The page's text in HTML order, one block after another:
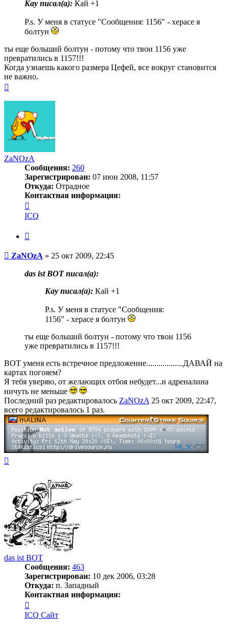
Kay писал(a): Кай +1
P.s. У меня в статусе "Сообщения: 1156" - херасе я
болтун
ты еще больший болтун - потому что твои 1156 уже
превратились в 1157!!!
Когда узнаешь какого размера Цефей, все вокруг становится
не важно.
началу
ZaNOzA
Сообщения: 260
Зарегистрирован: 07 июн 2008, 11:57
Откуда: Отрадное
Контактная информация:
информация
пользователя
ICQ
Сообщение
ZaNOzA » 25 окт 2009, 22:45
das ist BOT писал(a):
Kay писал(a): Кай +1
P.s. У меня в статусе "Сообщения:
1156" - херасе я болтун
ты еще больший болтун - потому что твои 1156
уже превратились в 1157!!!
BOT уменя есть встречное предложение..................ДАВАЙ на
картах погояем?
Я тебя уверяю, от желающих отбоя небудет...и адреналина
ничуть не меньше
Последний раз редактировалось ZaNOzA 25 окт 2009, 22:47,
всего редактировалось 1 раз.
das ist BOT
Сообщения: 463
Зарегистрирован: 10 дек 2006, 03:28
Откуда: п. Западный
Контактная информация:
информация
пользователя
ICQ Сайт